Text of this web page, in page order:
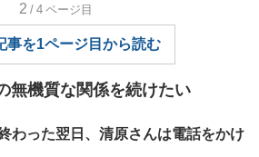
2 /4 ページ目
事を1ページ目から読む
無機質な関係を続けたい
わった翌日、清原さんは電話をかけ